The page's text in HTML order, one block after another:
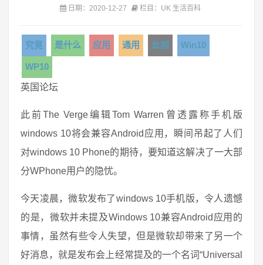
日期：2020-12-27 栏目：UK 生活百科
究竟 是什么 应用 通用 此前 Win10
WP10
英国论坛
此前The Verge编辑Tom Warren曾透露称手机版
windows 10将会兼容Android应用，瞬间吊起了人们
对windows 10 Phone的期待，要知道这解决了一大部
分WPhone用户的隐忧。
今天凌晨，微软发布了windows 10手机版，令人遗憾
的是，微软并未提及Windows 10兼容Android应用的
事情，虽然有些令人失望，但是微软却带来了另一个
好消息，就是发布会上经常提及的一个名词“Universal